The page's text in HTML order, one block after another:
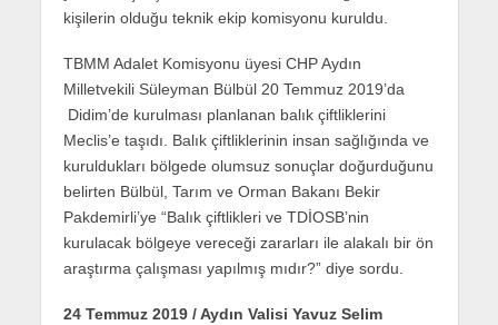
kişilerin olduğu teknik ekip komisyonu kuruldu.
TBMM Adalet Komisyonu üyesi CHP Aydın
Milletvekili Süleyman Bülbül 20 Temmuz 2019’da
Didim’de kurulması planlanan balık çiftliklerini
Meclis’e taşıdı. Balık çiftliklerinin insan sağlığında ve
kuruldukları bölgede olumsuz sonuçlar doğurduğunu
belirten Bülbül, Tarım ve Orman Bakanı Bekir
Pakdemirli’ye “Balık çiftlikleri ve TDİOSB’nin
kurulacak bölgeye vereceği zararları ile alakalı bir ön
araştırma çalışması yapılmış mıdır?” diye sordu.
24 Temmuz 2019 / Aydın Valisi Yavuz Selim